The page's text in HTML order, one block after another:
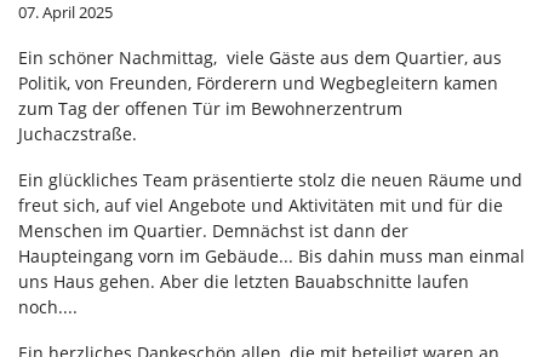
07. April 2025
Ein schöner Nachmittag, viele Gäste aus dem Quartier, aus
Politik, von Freunden, Förderern und Wegbegleitern kamen
zum Tag der offenen Tür im Bewohnerzentrum
Juchaczstraße.
Ein glückliches Team präsentierte stolz die neuen Räume und
freut sich, auf viel Angebote und Aktivitäten mit und für die
Menschen im Quartier. Demnächst ist dann der
Haupteingang vorn im Gebäude... Bis dahin muss man einmal
uns Haus gehen. Aber die letzten Bauabschnitte laufen
noch....
Ein herzliches Dankeschön allen, die mit beteiligt waren an